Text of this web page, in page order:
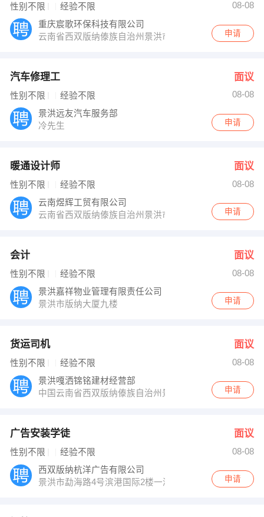
性别不限 经验不限
08-08
重庆宸歌环保科技有限公司
云南省西双版纳傣族自治州景洪市龙栋大道附近申请
汽车修理工 面议
性别不限 经验不限
08-08
景洪远友汽车服务部
冷先生
申请
暖通设计师 面议
性别不限 经验不限
08-08
云南煜辉工贸有限公司
云南省西双版纳傣族自治州景洪市
申请
会计 面议
性别不限 经验不限
08-08
景洪嘉祥物业管理有限责任公司
景洪市版纳大厦九楼
申请
货运司机 面议
性别不限 经验不限
08-08
景洪嘎洒锦铭建材经营部
中国云南省西双版纳傣族自治州景洪市民航路
申请
广告安装学徒 面议
性别不限 经验不限
08-08
西双版纳杭洋广告有限公司
景洪市勐海路4号滨港国际2楼一滨港儿童城楼上申请